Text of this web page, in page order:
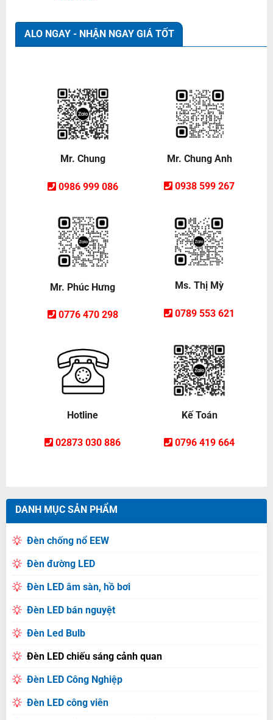
ALO NGAY - NHẬN NGAY GIÁ TỐT
Mr. Chung
0986 999 086
Mr. Chung Anh
0938 599 267
Mr. Phúc Hưng
0776 470 298
Ms. Thị Mỳ
0789 553 621
Hotline
02873 030 886
Kế Toán
0796 419 664
DANH MỤC SẢN PHẨM
Đèn chống nổ EEW
Đèn đường LED
Đèn LED âm sàn, hồ bơi
Đèn LED bán nguyệt
Đèn Led Bulb
Đèn LED chiếu sáng cảnh quan
Đèn LED Công Nghiệp
Đèn LED công viên